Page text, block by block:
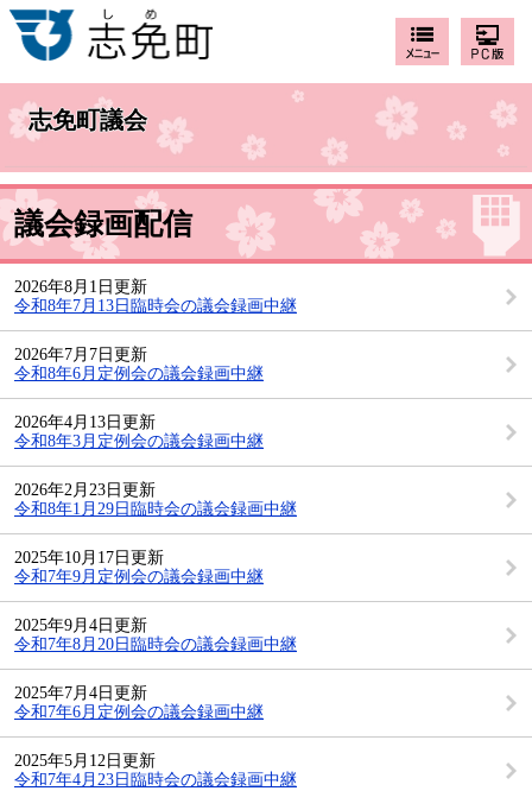
志免町議会
議会録画配信
2026年8月1日更新
令和8年7月13日臨時会の議会録画中継
2026年7月7日更新
令和8年6月定例会の議会録画中継
2026年4月13日更新
令和8年3月定例会の議会録画中継
2026年2月23日更新
令和8年1月29日臨時会の議会録画中継
2025年10月17日更新
令和7年9月定例会の議会録画中継
2025年9月4日更新
令和7年8月20日臨時会の議会録画中継
2025年7月4日更新
令和7年6月定例会の議会録画中継
2025年5月12日更新
令和7年4月23日臨時会の議会録画中継